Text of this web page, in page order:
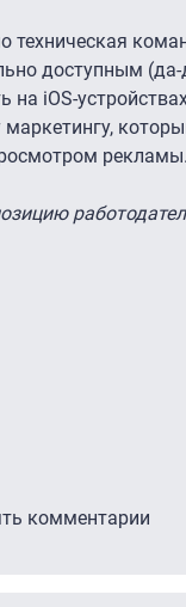
доступным
на iOS-
комментарии